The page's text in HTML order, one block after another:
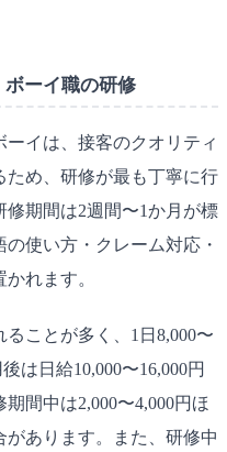
ーイ職の研修
イは、接客のクオリティ
ため、研修が最も丁寧に行
期間は2週間〜1か月が標
使い方・クレーム対応・
れます。
ことが多く、1日8,000〜
は日給10,000〜16,000円
間中は2,000〜4,000円ほ
あります。また、研修中